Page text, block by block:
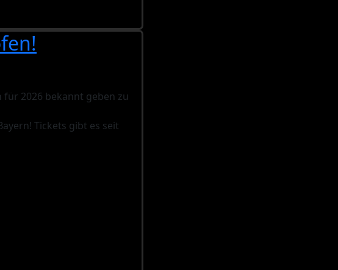
2026 bekannt geben zu
Tickets gibt es seit